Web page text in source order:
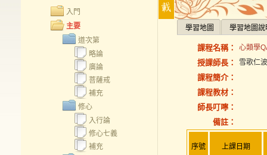
入門
主要
道次第
略論
廣論
菩薩戒
補充
修心
入行論
修心七義
補充
學習地圖 學習地圖說
課程名稱： 心類學
授課師長： 雪歌仁
課程簡介：
課程教材：
師長叮嚀：
備註：
序號 上課日期